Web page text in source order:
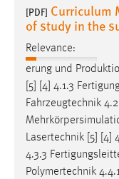
[PDF] Curriculum
of study in the
Relevance:
erung und
[5] [4] 4.1.3
Fahrzeugtechnik
Lasertechnik [5] [4]
4.3.3
Polymertechnik